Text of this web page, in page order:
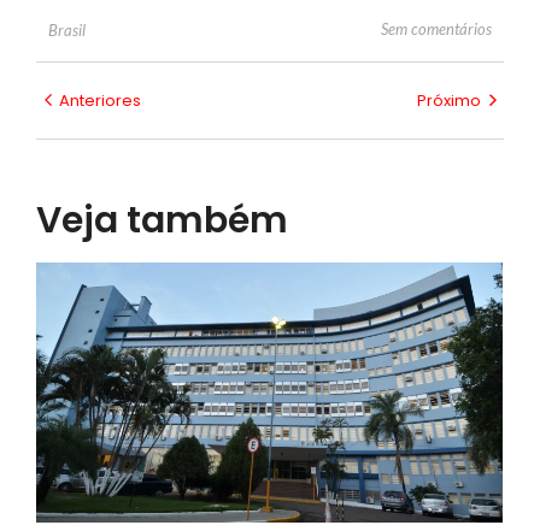
Brasil Sem comentários
Anteriores Próximo
Veja também